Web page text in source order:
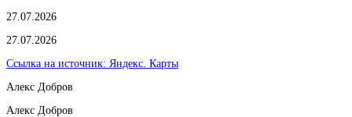
27.07.2026
27.07.2026
Ссылка на источник: Яндекс. Карты
Алекс Добров
Алекс Добров